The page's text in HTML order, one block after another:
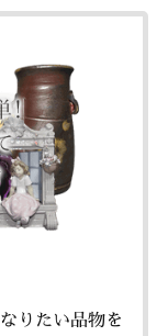
りたい品物を